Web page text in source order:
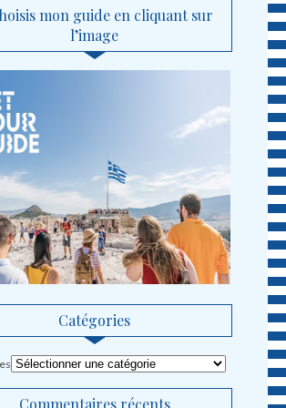
mon guide en cliquant sur
l’image
Catégories
Commentaires récents